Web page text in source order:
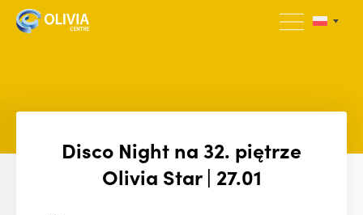
Disco Night na 32. piętrze
Olivia Star | 27.01